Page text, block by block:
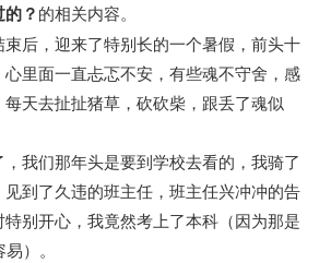
？的相关内容。
后，迎来了特别长的一个暑假，前头十
里面一直忐忑不安，有些魂不守舍，感
天去扯扯猪草，砍砍柴，跟丢了魂似
我们那年头是要到学校去看的，我骑了
到了久违的班主任，班主任兴冲冲的告
别开心，我竟然考上了本科（因为那是
）。